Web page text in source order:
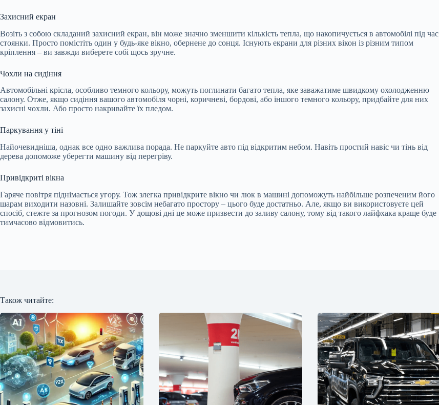
Захисний екран
Возіть з собою складаний захисний екран, він може значно зменшити кількість тепла, що накопичується в автомобілі під час
стоянки. Просто помістіть один у будь-яке вікно, обернене до сонця. Існують екрани для різних вікон із різним типом
кріплення – ви завжди виберете собі щось зручне.
Чохли на сидіння
Автомобільні крісла, особливо темного кольору, можуть поглинати багато тепла, яке заважатиме швидкому охолодженню
салону. Отже, якщо сидіння вашого автомобіля чорні, коричневі, бордові, або іншого темного кольору, придбайте для них
захисні чохли. Або просто накривайте їх пледом.
Паркування у тіні
Найочевидніша, однак все одно важлива порада. Не паркуйте авто під відкритим небом. Навіть простий навіс чи тінь від
дерева допоможе уберегти машину від перегріву.
Привідкриті вікна
Гаряче повітря піднімається угору. Тож злегка привідкрите вікно чи люк в машині допоможуть найбільше розпеченим його
шарам виходити назовні. Залишайте зовсім небагато простору – цього буде достатньо. Але, якщо ви використовуєте цей
спосіб, стежте за прогнозом погоди. У дощові дні це може призвести до заливу салону, тому від такого лайфхака краще буде
тимчасово відмовитись.
Також читайте: